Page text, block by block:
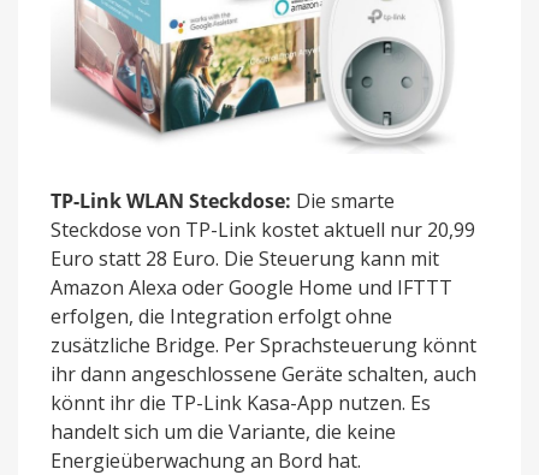
TP-Link WLAN Steckdose: Die smarte
Steckdose von TP-Link kostet aktuell nur 20,99
Euro statt 28 Euro. Die Steuerung kann mit
Amazon Alexa oder Google Home und IFTTT
erfolgen, die Integration erfolgt ohne
zusätzliche Bridge. Per Sprachsteuerung könnt
ihr dann angeschlossene Geräte schalten, auch
könnt ihr die TP-Link Kasa-App nutzen. Es
handelt sich um die Variante, die keine
Energieüberwachung an Bord hat.